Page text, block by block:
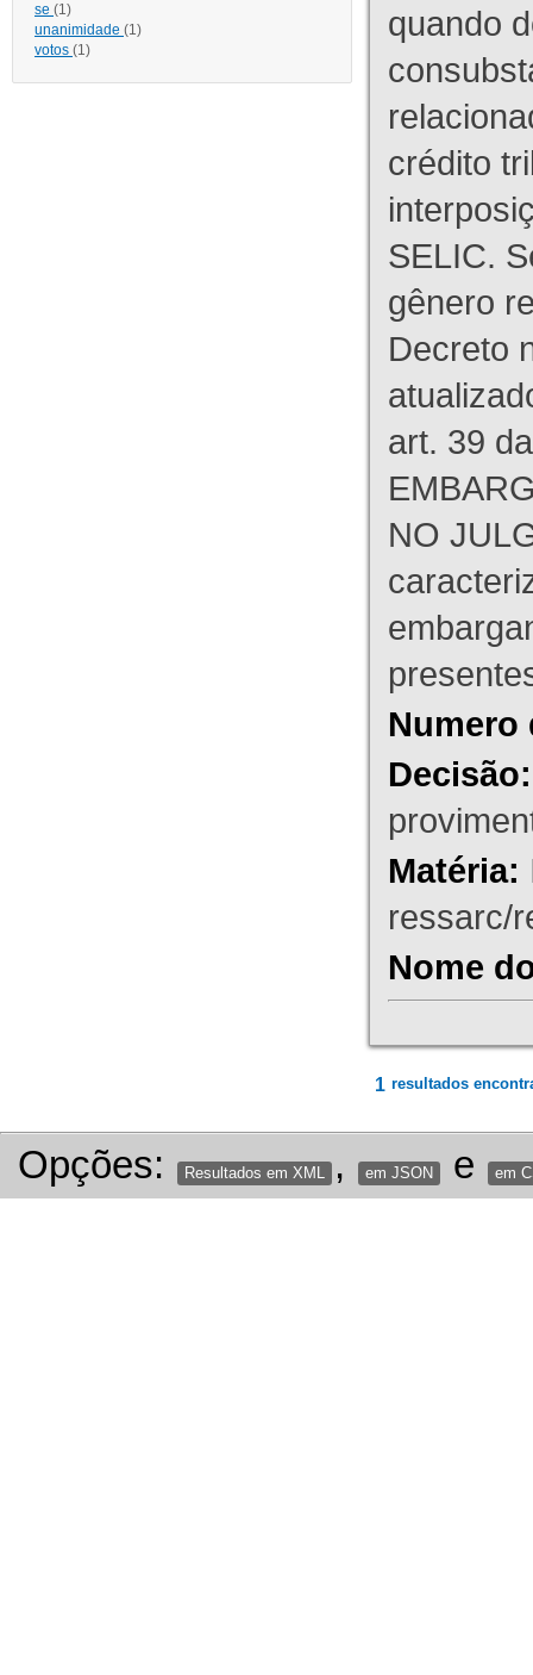
se (1)
unanimidade (1)
votos (1)
quando
crédito
SELIC.
gênero
Decreto
art. 39
NO
Numero
Decisão:
Matéria:
ressarc/
Nome
1 resultados
Opções: Resultados em XML , em JSON e em